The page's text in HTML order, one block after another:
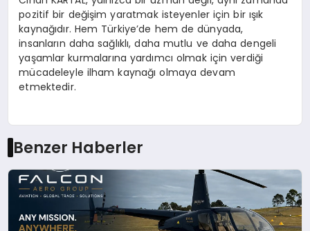
pozitif bir değişim yaratmak isteyenler için bir ışık
kaynağıdır. Hem Türkiye’de hem de dünyada,
insanların daha sağlıklı, daha mutlu ve daha dengeli
yaşamlar kurmalarına yardımcı olmak için verdiği
mücadeleyle ilham kaynağı olmaya devam
etmektedir.
Benzer Haberler